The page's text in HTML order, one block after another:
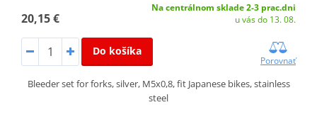
20,15 €
Na centrálnom sklade 2-3 prac.dni
u vás do 13. 08.
Do košíka
Porovnať
Bleeder set for forks, silver, M5x0,8, fit Japanese bikes, stainless
steel